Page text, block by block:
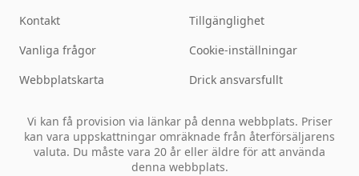
Kontakt
Vanliga frågor
Webbplatskarta
Tillgänglighet
Cookie-inställningar
Drick ansvarsfullt
Vi kan få provision via länkar på denna webbplats. Priser
kan vara uppskattningar omräknade från återförsäljarens
valuta. Du måste vara 20 år eller äldre för att använda
denna webbplats.